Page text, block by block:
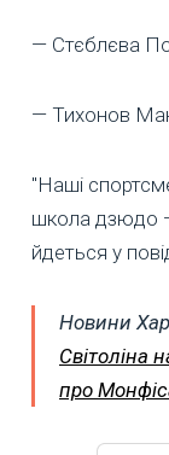
— Стєблєва
— Тихонов
"Наші
школа дзюдо —
йдеться у
Новини
Світоліна
про